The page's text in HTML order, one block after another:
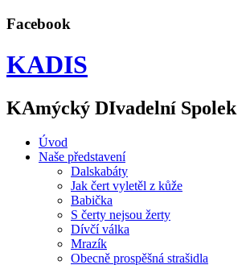
Facebook
KADIS
KAmýcký DIvadelní Spolek
Úvod
Naše představení
Dalskabáty
Jak čert vyletěl z kůže
Babička
S čerty nejsou žerty
Dívčí válka
Mrazík
Obecně prospěšná strašidla